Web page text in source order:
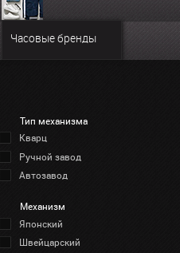
Часовые бренды
Тип механизма
Кварц
Ручной завод
Автозавод
Механизм
Японский
Швейцарский